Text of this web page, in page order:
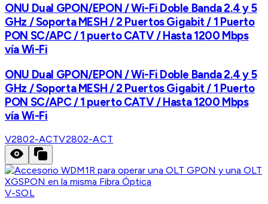
ONU Dual GPON/EPON / Wi-Fi Doble Banda 2.4 y 5
GHz / Soporta MESH / 2 Puertos Gigabit / 1 Puerto
PON SC/APC / 1 puerto CATV / Hasta 1200 Mbps
vía Wi-Fi
ONU Dual GPON/EPON / Wi-Fi Doble Banda 2.4 y 5
GHz / Soporta MESH / 2 Puertos Gigabit / 1 Puerto
PON SC/APC / 1 puerto CATV / Hasta 1200 Mbps
vía Wi-Fi
V2802-ACTV2802-ACT
V-SOL